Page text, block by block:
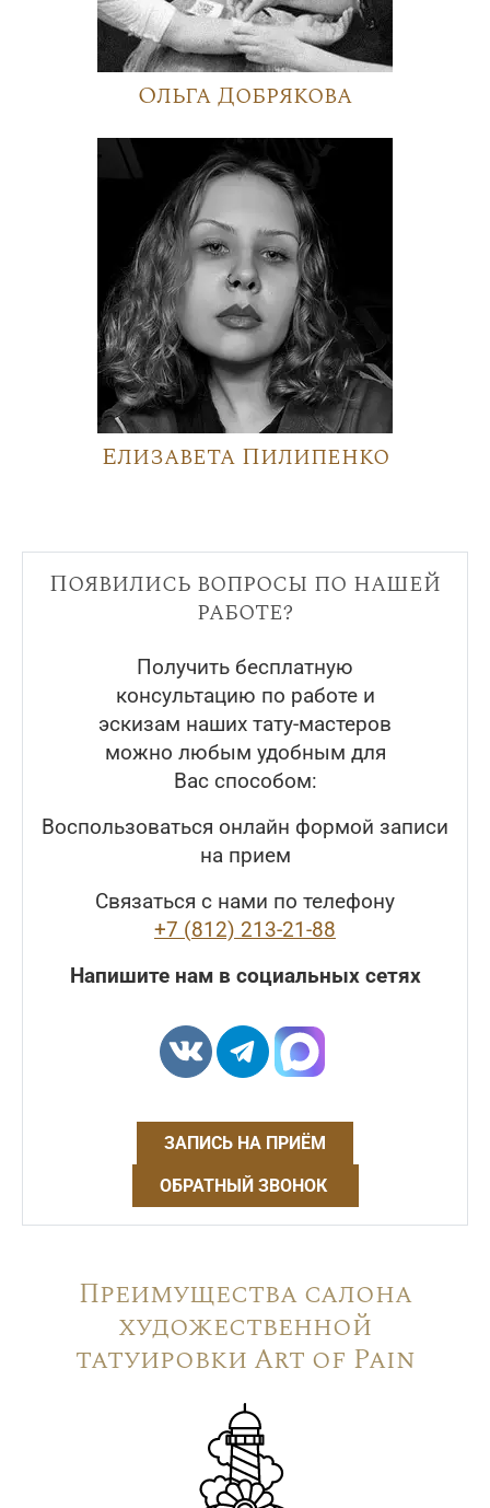
Ольга Добрякова
Елизавета Пилипенко
Появились вопросы по нашей
работе?
Получить бесплатную
консультацию по работе и
эскизам наших тату-мастеров
можно любым удобным для
Вас способом:
Воспользоваться онлайн формой записи
на прием
Связаться с нами по телефону
+7 (812) 213-21-88
Напишите нам в социальных сетях
ЗАПИСЬ НА ПРИЁМ
ОБРАТНЫЙ ЗВОНОК
Преимущества салона
художественной
татуировки Art of Pain